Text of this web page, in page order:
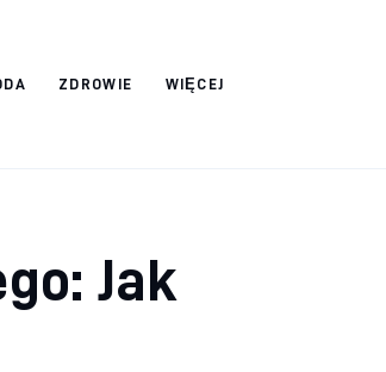
ZDROWIE WIĘCEJ
Jak